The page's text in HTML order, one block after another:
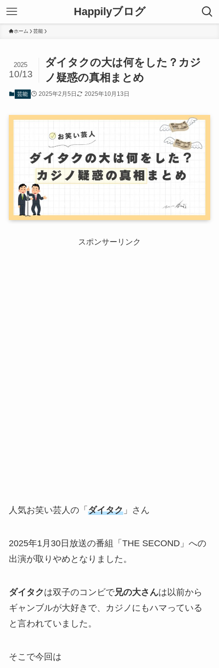
Happilyブログ
ホーム 芸能
ダイタクの大は何をした？カジ
ノ疑惑の真相まとめ
2025
10/13
芸能 2025年2月5日 2025年10月13日
スポンサーリンク
人気お笑い芸人の「 ダイタク」さん
2025年1月30日放送の番組「THE SECOND」への
出演が取りやめとなりました。
ダイタクは双子のコンビで兄の大さんは以前から
ギャンブルが大好きで、カジノにもハマっている
と言われていました。
そこで今回は